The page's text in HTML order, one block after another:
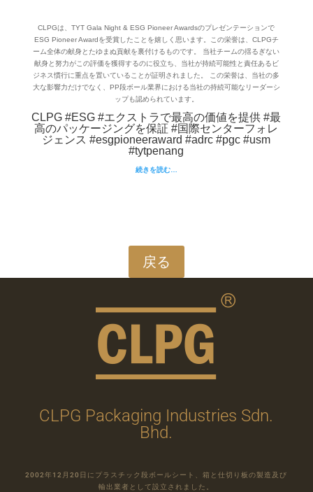
CLPGは、TYT Gala Night & ESG Pioneer Awardsのプレゼンテーションで
ESG Pioneer Awardを受賞したことを嬉しく思います。この栄誉は、CLPGチ
ーム全体の献身とたゆまぬ貢献を裏付けるものです。 当社チームの揺るぎない
献身と努力がこの評価を獲得するのに役立ち、当社が持続可能性と責任あるビ
ジネス慣行に重点を置いていることが証明されました。 この栄誉は、当社の多
大な影響力だけでなく、PP段ボール業界における当社の持続可能なリーダーシ
ップも認められています。
CLPG #ESG #エクストラで最高の価値を提供 #最
高のパッケージングを保証 #国際センターフォレ
ジェンス #esgpioneeraward #adrc #pgc #usm
#tytpenang
続きを読む…
戻る
CLPG Packaging Industries Sdn.
Bhd.
2002年12月20日にプラスチック段ボールシート、箱と仕切り板の製造及び
輸出業者として設立されました。